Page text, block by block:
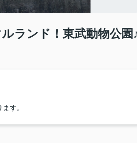
ランド！東武動物公園
す。